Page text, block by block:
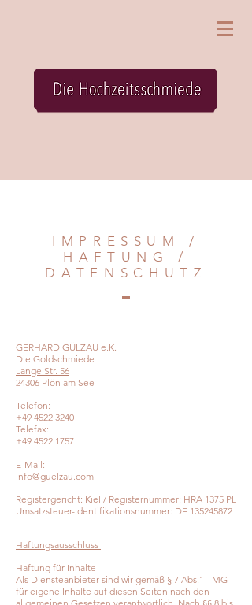
IMPRESSUM /
HAFTUNG /
DATENSCHUTZ
GERHARD GÜLZAU e.K.
Die Goldschmiede
Lange Str. 56
24306 Plön am See
Telefon:
+49 4522 3240
Telefax:
+49 4522 1757
E-Mail:
info@guelzau.com
Registergericht: Kiel / Registernummer: HRA 1375 PL
Umsatzsteuer-Identifikationsnummer: DE 135245872
Haftungsausschluss
Haftung für Inhalte
Als Diensteanbieter sind wir gemäß § 7 Abs.1 TMG
für eigene Inhalte auf diesen Seiten nach den